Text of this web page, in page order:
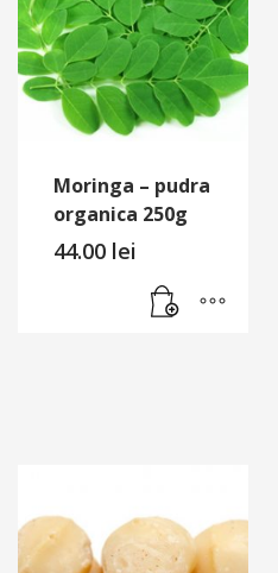
Moringa – pudra
organica 250g
44.00 lei